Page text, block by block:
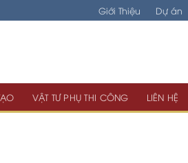
Giới Thiệu Dự án
VẬT TƯ PHỤ THI CÔNG LIÊN HỆ